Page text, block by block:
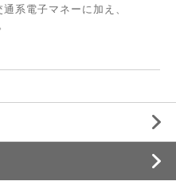
系電子マネーに加え、